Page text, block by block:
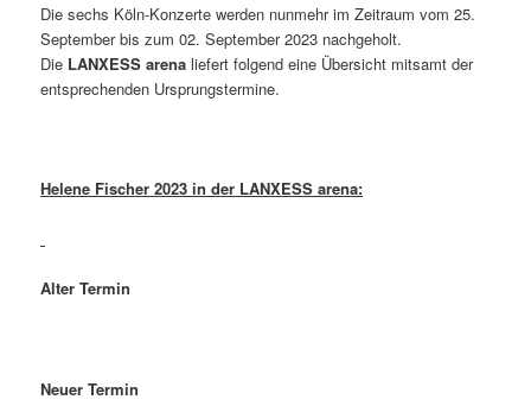
Die sechs Köln-Konzerte werden nunmehr im Zeitraum vom 25.
September bis zum 02. September 2023 nachgeholt.
Die LANXESS arena liefert folgend eine Übersicht mitsamt der
entsprechenden Ursprungstermine.
Helene Fischer 2023 in der LANXESS arena:
Alter Termin
Neuer Termin